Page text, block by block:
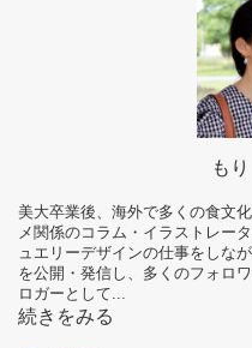
も
美大卒業後、海外で多くの食文
メ関係のコラム・イラストレー
ュエリーデザインの仕事をしな
を公開・発信し、多くのフォロ
ロガーとして...
続きをみる